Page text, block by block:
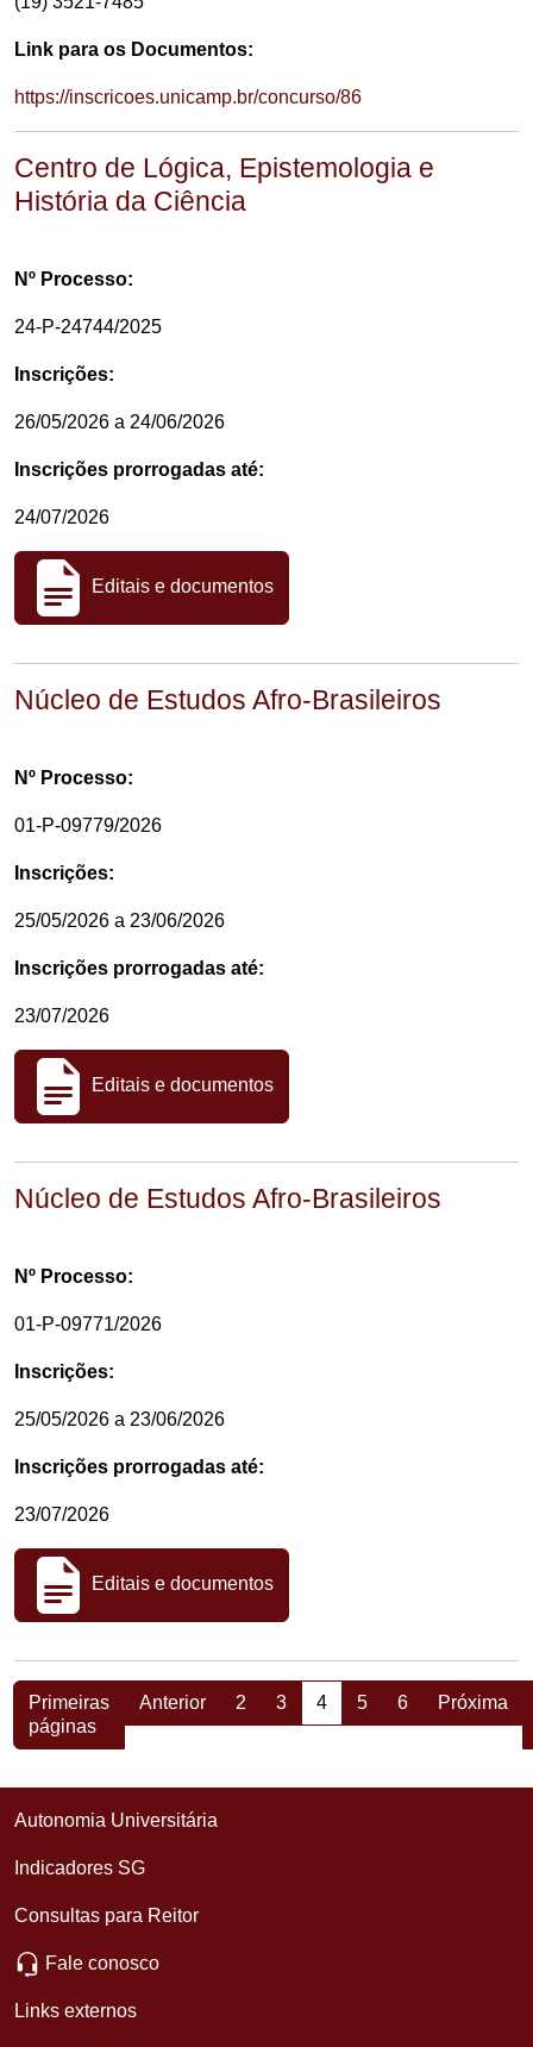
Link para os Documentos:
https://inscricoes.unicamp.br/concurso/86
Centro de Lógica, Epistemologia e
História da Ciência
Nº Processo:
24-P-24744/2025
Inscrições:
26/05/2026 a 24/06/2026
Inscrições prorrogadas até:
24/07/2026
Editais e documentos
Núcleo de Estudos Afro-Brasileiros
Nº Processo:
01-P-09779/2026
Inscrições:
25/05/2026 a 23/06/2026
Inscrições prorrogadas até:
23/07/2026
Editais e documentos
Núcleo de Estudos Afro-Brasileiros
Nº Processo:
01-P-09771/2026
Inscrições:
25/05/2026 a 23/06/2026
Inscrições prorrogadas até:
23/07/2026
Editais e documentos
Primeiras
páginas
Anterior 2 3 4 5 6 Próxima
Autonomia Universitária
Indicadores SG
Consultas para Reitor
Fale conosco
Links externos